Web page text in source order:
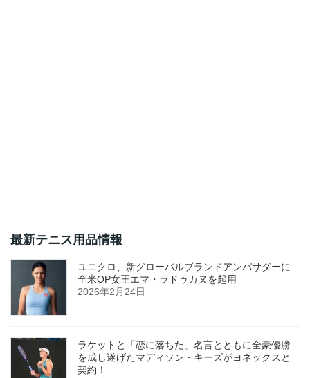
最新テニス用品情報
ユニクロ、新グローバルブランドアンバサダーに
全米OP女王エマ・ラドゥカヌを起用
2026年2月24日
ラケットと「恋に落ちた」名言とともに全豪優勝
を成し遂げたマディソン・キーズがヨネックスと
契約！